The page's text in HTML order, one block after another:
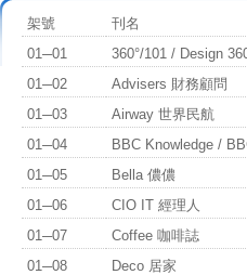
架號
刊名
01─01
360°/101 / Design
01─02
Advisers 財務顧問
01─03
Airway 世界民航
01─04
BBC Knowledge /
01─05
Bella 儂儂
01─06
CIO IT 經理人
01─07
Coffee 咖啡誌
01─08
Deco 居家